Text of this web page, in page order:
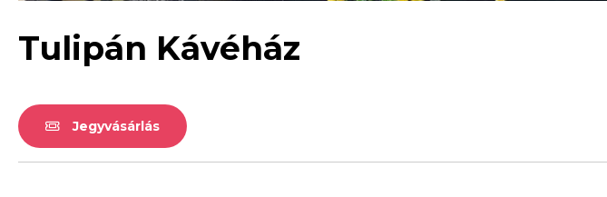
Tulipán Kávéház
Jegyvásárlás